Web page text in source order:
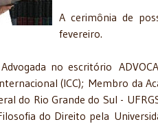
A cerimônia de
fevereiro.
no escritório
(ICC); Membro da
do Rio Grande do Sul -
do Direito pela